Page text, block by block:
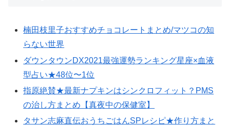
楠田枝里子おすすめチョコレートまとめ/マツコの知
らない世界
ダウンタウンDX2021最強運勢ランキング星座×血液
型占い★48位〜1位
指原絶賛★最新ナプキンはシンクロフィット？PMS
の治し方まとめ【真夜中の保健室】
タサン志麻直伝おうちごはんSPレシピ★作り方まと